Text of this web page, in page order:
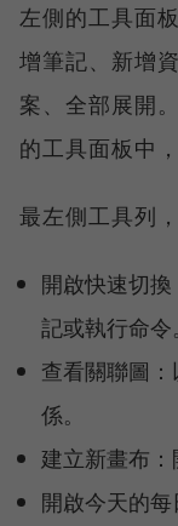
左側的工具面
增筆記、新增
案、全部展開
的工具面板中
最左側工具列
開啟快速切
記或執行命令。
查看關聯圖
係。
建立新畫布：
開啟今天的